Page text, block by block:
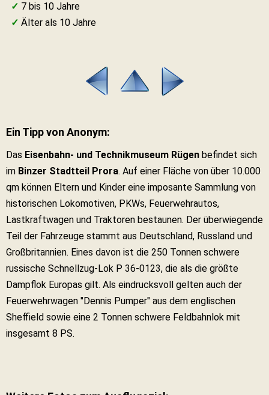
✓ 7 bis 10 Jahre
✓ Älter als 10 Jahre
Ein Tipp von Anonym:
Das Eisenbahn- und Technikmuseum Rügen befindet sich
im Binzer Stadtteil Prora. Auf einer Fläche von über 10.000
qm können Eltern und Kinder eine imposante Sammlung von
historischen Lokomotiven, PKWs, Feuerwehrautos,
Lastkraftwagen und Traktoren bestaunen. Der überwiegende
Teil der Fahrzeuge stammt aus Deutschland, Russland und
Großbritannien. Eines davon ist die 250 Tonnen schwere
russische Schnellzug-Lok P 36-0123, die als die größte
Dampflok Europas gilt. Als eindrucksvoll gelten auch der
Feuerwehrwagen "Dennis Pumper" aus dem englischen
Sheffield sowie eine 2 Tonnen schwere Feldbahnlok mit
insgesamt 8 PS.